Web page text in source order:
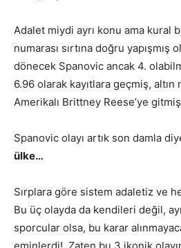
Adalet miydi ayrı konu ama kural
numarası sırtına doğru yapışmış
dönecek Spanovic ancak 4.
6.96 olarak kayıtlara geçmiş, altın
Amerikalı Brittney Reese’ye
Spanovic olayı artık son damla
ülke…
Sırplara göre sistem adaletiz ve
Bu üç olayda da kendileri değil,
sporcular olsa, bu karar